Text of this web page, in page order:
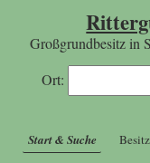
Großgrundbesitz in
Ort:
Start & Suche